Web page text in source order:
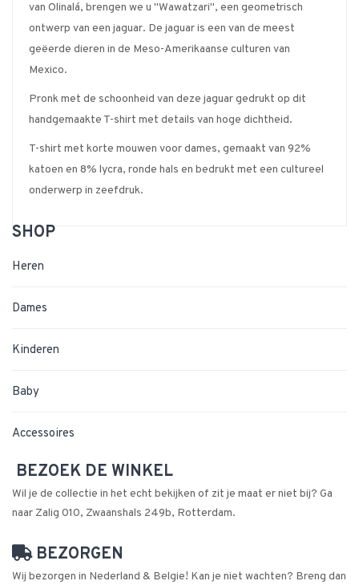
van Olinalá, brengen we u "Wawatzari", een geometrisch
ontwerp van een jaguar. De jaguar is een van de meest
geëerde dieren in de Meso-Amerikaanse culturen van
Mexico.
Pronk met de schoonheid van deze jaguar gedrukt op dit
handgemaakte T-shirt met details van hoge dichtheid.
T-shirt met korte mouwen voor dames, gemaakt van 92%
katoen en 8% lycra, ronde hals en bedrukt met een cultureel
onderwerp in zeefdruk.
SHOP
Heren
Dames
Kinderen
Baby
Accessoires
BEZOEK DE WINKEL
Wil je de collectie in het echt bekijken of zit je maat er niet bij? Ga
naar Zalig 010, Zwaanshals 249b, Rotterdam.
BEZORGEN
Wij bezorgen in Nederland & Belgie! Kan je niet wachten? Breng dan